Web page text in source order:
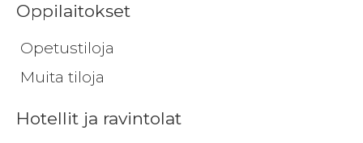
Oppilaitokset
Opetustiloja
Muita tiloja
Hotellit ja ravintolat